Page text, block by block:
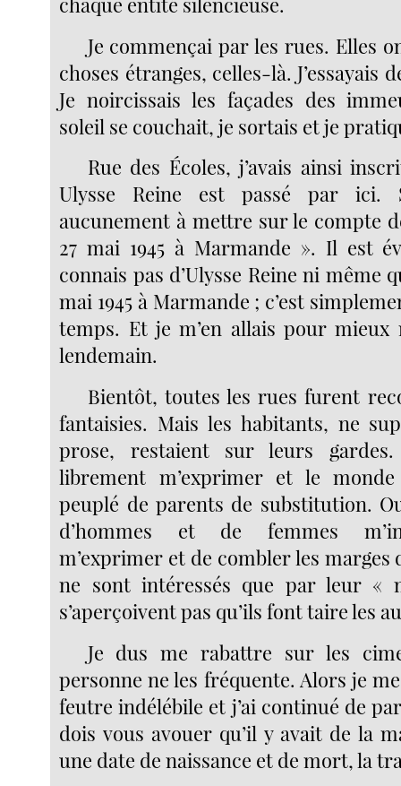
Je commençai par les rues. Elles
choses étranges, celles-là. J’essayais
Je noircissais les façades des
soleil se couchait, je sortais et je
Rue des Écoles, j’avais ainsi
Ulysse Reine est passé par ici.
aucunement à mettre sur le compte
27 mai 1945 à Marmande ». Il est
connais pas d’Ulysse Reine ni même
mai 1945 à Marmande ; c’est
temps. Et je m’en allais pour mieux
lendemain.
Bientôt, toutes les rues furent
fantaisies. Mais les habitants, ne
prose, restaient sur leurs
librement m’exprimer et le
peuplé de parents de substitution.
d’hommes et de femmes
m’exprimer et de combler les marges
ne sont intéressés que par leur «
s’aperçoivent pas qu’ils font taire les
Je dus me rabattre sur les
personne ne les fréquente. Alors je
feutre indélébile et j’ai continué de
dois vous avouer qu’il y avait de la
une date de naissance et de mort, la